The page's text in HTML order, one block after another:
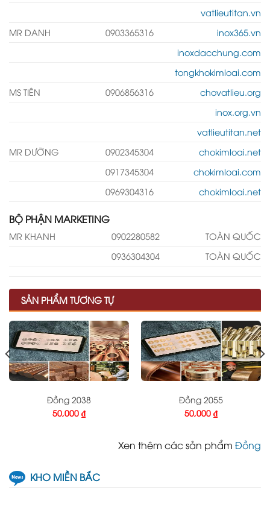
vatlieutitan.vn
MR DANH
0903365316
inox365.vn
inoxdacchung.com
tongkhokimloai.com
MS TIÊN
0906856316
chovatlieu.org
inox.org.vn
vatlieutitan.net
MR DƯỠNG
0902345304
chokimloai.net
0917345304
chokimloai.com
0969304316
chokimloai.net
BỘ PHẬN MARKETING
MR KHANH 0902280582
TOÀN QUỐC
0936304304
TOÀN QUỐC
SẢN PHẨM TƯƠNG TỰ
Đồng 2038
50,000 ₫
Đồng 2055
50,000 ₫
Xen thêm các sản phẩm Đồng
KHO MIỀN BẮC